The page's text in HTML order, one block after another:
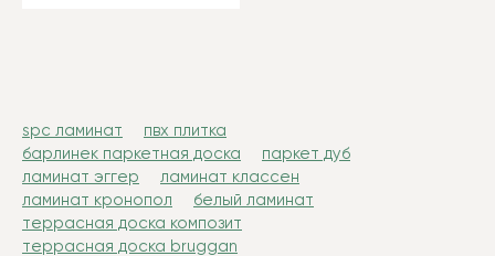
spc ламинат
пвх плитка
барлинек паркетная доска
паркет дуб
ламинат эггер
ламинат классен
ламинат кронопол
белый ламинат
террасная доска композит
террасная доска bruggan